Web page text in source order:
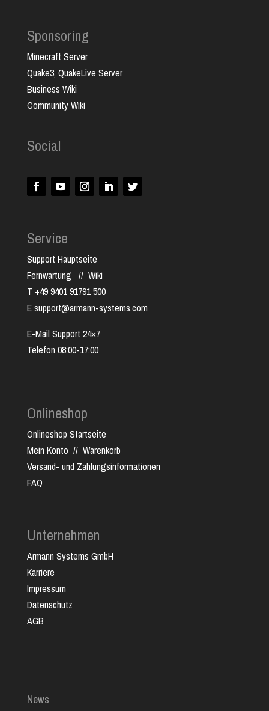
Sponsoring
Minecraft Server
Quake3, QuakeLive Server
Business Wiki
Community Wiki
Social
Service
Support Hauptseite
Fernwartung // Wiki
T +49 9401 91791 500
E support@armann-systems.com
E-Mail Support 24×7
Telefon 08:00-17:00
Onlineshop
Onlineshop Startseite
Mein Konto // Warenkorb
Versand- und Zahlungsinformationen
FAQ
Unternehmen
Armann Systems GmbH
Karriere
Impressum
Datenschutz
AGB
News